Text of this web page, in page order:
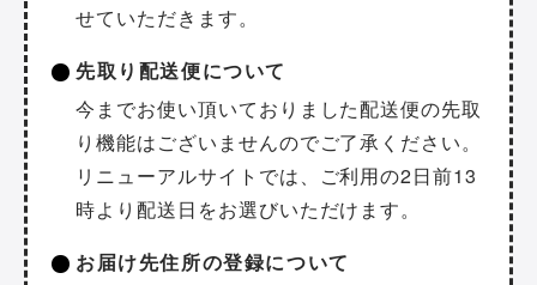
せていただきます。
先取り配送便について
今までお使い頂いておりました配送便の先取
り機能はございませんのでご了承ください。
リニューアルサイトでは、ご利用の2日前13
時より配送日をお選びいただけます。
お届け先住所の登録について